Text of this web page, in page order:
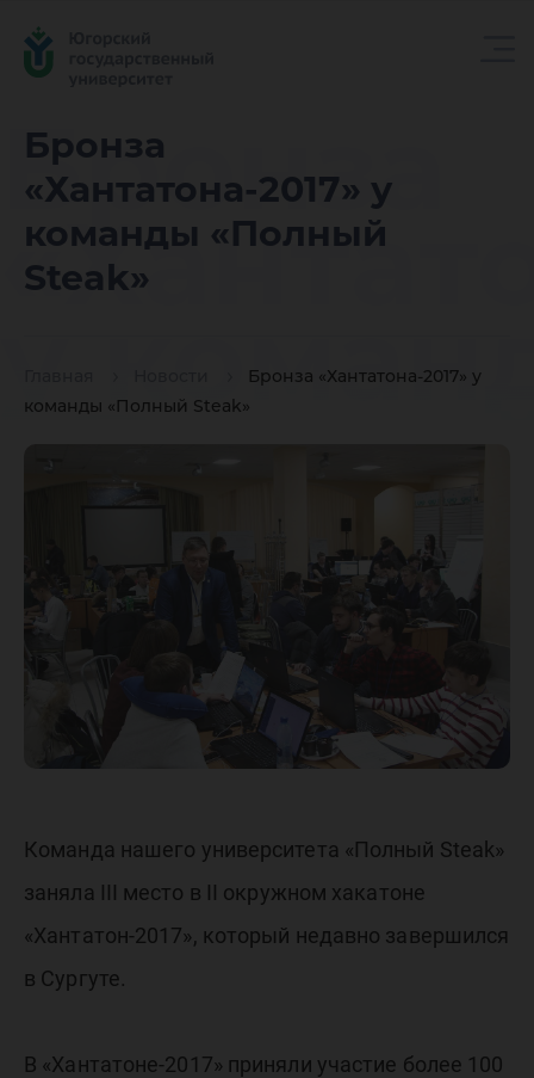
Бронза
«Хантатона-2017» у
команды «Полный
Steak»
Бронза «Хантатона-2017» у
команды «Полный Steak»
Бронза
у
Команда нашего университета «Полный Steak»
заняла III место в II окружном хакатоне
«Хантатон-2017», который недавно завершился
в Сургуте.
В «Хантатоне-2017» приняли участие более 100